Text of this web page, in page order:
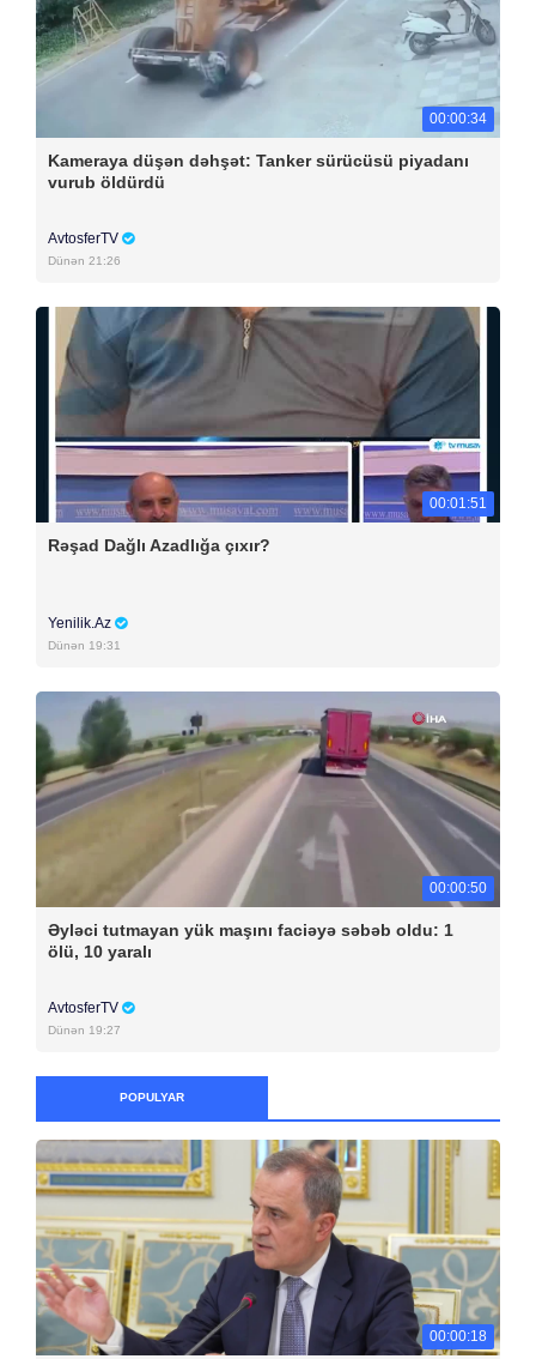
00:00:34
Kameraya düşən dəhşət: Tanker sürücüsü piyadanı
vurub öldürdü
AvtosferTV
Dünən 21:26
00:01:51
Rəşad Dağlı Azadlığa çıxır?
Yenilik.Az
Dünən 19:31
00:00:50
Əyləci tutmayan yük maşını faciəyə səbəb oldu: 1
ölü, 10 yaralı
AvtosferTV
Dünən 19:27
POPULYAR
00:00:18